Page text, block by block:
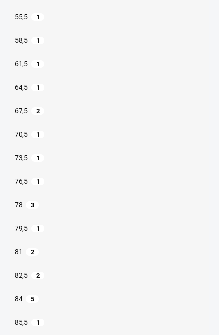
55,5 1
58,5 1
61,5 1
64,5 1
67,5 2
70,5 1
73,5 1
76,5 1
78 3
79,5 1
81 2
82,5 2
84 5
85,5 1